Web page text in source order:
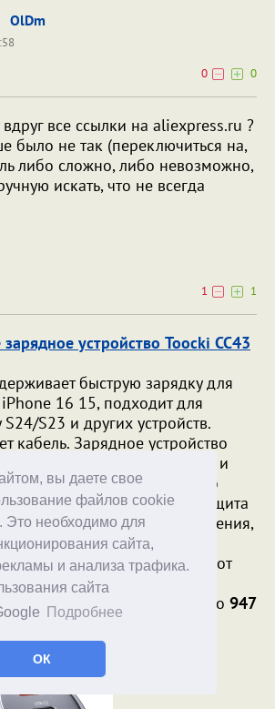
вы даете свое
файлов cookie
Это необходимо для
сайта,
и анализа трафика.
сайта
Подробнее
ОК
OlDm
0
0
все ссылки на aliexpress.ru ?
было не так (переключиться на,
либо сложно, либо невозможно,
искать, что не всегда
1
1
устройство Toocki CC43
быструю зарядку для
16 15, подходит для
S23 и других устройств.
кабель. Зарядное устройство
источник питания и
ток для максимально
Встроенные защиты: защита
току, защита от перенапряжения,
защита от перегрузки,
напряжения, защита от
скидывает цену до 947